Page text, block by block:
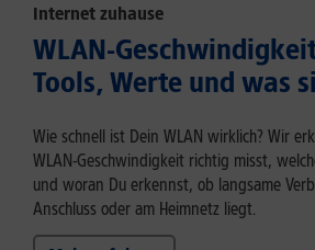
Internet zuhause
WLAN-
Tools, Werte und was
Wie schnell ist Dein WLAN wirklich? Wir
WLAN-Geschwindigkeit richtig misst,
und woran Du erkennst, ob langsame
Anschluss oder am Heimnetz liegt.